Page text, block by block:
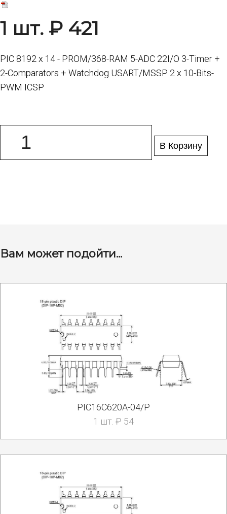
1 шт. ₽ 421
PIC 8192 x 14 - PROM/368-RAM 5-ADC 22I/O 3-Timer +
2-Comparators + Watchdog USART/MSSP 2 x 10-Bits-
PWM ICSP
В Корзину
Вам может подойти...
PIC16C620A-04/P
1 шт. ₽ 54